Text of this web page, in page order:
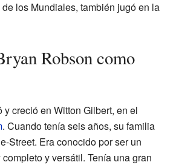
los Mundiales, también jugó en la
Robson como
creció en Witton Gilbert, en el
. Cuando tenía seis años, su familia
Street. Era conocido por ser un
y versátil. Tenía una gran